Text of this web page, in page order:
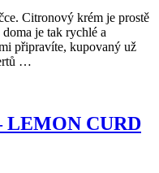
Citronový krém je prostě
je tak rychlé a
připravíte, kupovaný už
…
LEMON CURD